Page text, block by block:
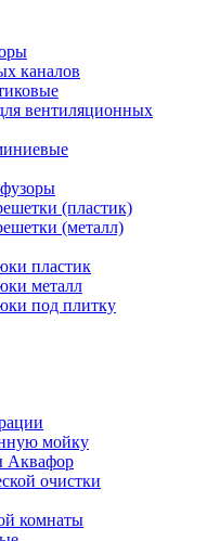
каналов
вентиляционных
(пластик)
(металл)
пластик
металл
под плитку
мойку
Аквафор
очистки
комнаты